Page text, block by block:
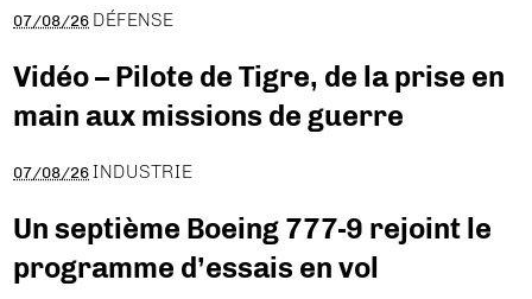
07/08/26 DÉFENSE
Vidéo – Pilote de Tigre, de la prise en
main aux missions de guerre
07/08/26 INDUSTRIE
Un septième Boeing 777-9 rejoint le
programme d’essais en vol